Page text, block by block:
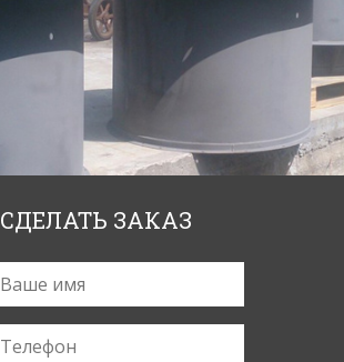
СДЕЛАТЬ ЗАКАЗ